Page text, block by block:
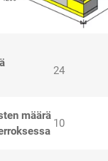
24
määrä
10